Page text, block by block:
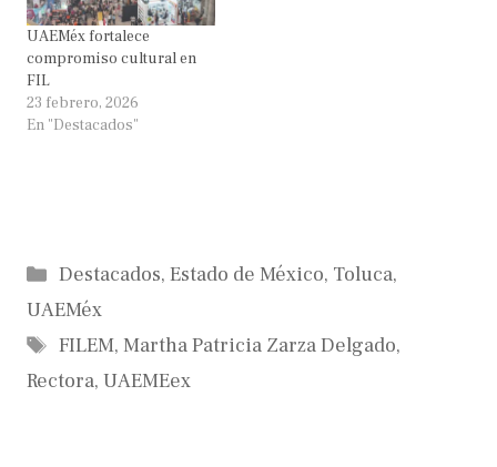
UAEMéx fortalece
compromiso cultural en
FIL
23 febrero, 2026
En "Destacados"
Categorías
Destacados, Estado de México, Toluca,
UAEMéx
Etiquetas
FILEM, Martha Patricia Zarza Delgado,
Rectora, UAEMEex